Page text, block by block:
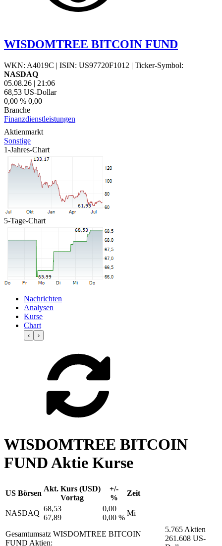
WISDOMTREE BITCOIN FUND
WKN: A4019C | ISIN: US97720F1012 | Ticker-Symbol:
NASDAQ
05.08.26 | 21:06
68,53 US-Dollar
0,00 % 0,00
Branche
Finanzdienstleistungen
Aktienmarkt
Sonstige
1-Jahres-Chart
5-Tage-Chart
Nachrichten
Analysen
Kurse
Chart
‹ ›
WISDOMTREE BITCOIN
FUND Aktie Kurse
US Börsen
Akt. Kurs (USD)
Vortag
+/-
%
Zeit
NASDAQ
68,53
67,89
0,00
0,00 %
Mi
Gesamtumsatz WISDOMTREE BITCOIN
FUND Aktien:
5.765 Aktien
261.608 US-